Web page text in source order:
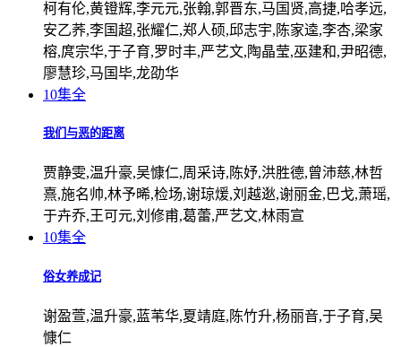
柯有伦,黄镫辉,李元元,张翰,郭晋东,马国贤,高捷,哈孝远,
安乙荞,李国超,张耀仁,郑人硕,邱志宇,陈家逵,李杏,梁家
榕,庹宗华,于子育,罗时丰,严艺文,陶晶莹,巫建和,尹昭德,
廖慧珍,马国毕,龙劭华
10集全
我们与恶的距离
贾静雯,温升豪,吴慷仁,周采诗,陈妤,洪胜德,曾沛慈,林哲
熹,施名帅,林予晞,检场,谢琼煖,刘越逖,谢丽金,巴戈,萧瑶,
于卉乔,王可元,刘修甫,葛蕾,严艺文,林雨宣
10集全
俗女养成记
谢盈萱,温升豪,蓝苇华,夏靖庭,陈竹升,杨丽音,于子育,吴
慷仁